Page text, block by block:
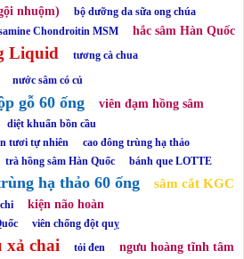
nhuộm)
bộ dưỡng da sữa ong chúa
Chondroitin MSM hắc sâm Hàn Quốc
Liquid tương cà chua
nước sâm có củ
gỗ 60 ống viên đạm hồng sâm
diệt khuẩn bồn cầu
tươi tự nhiên
cao đông trùng hạ thảo
trà hồng sâm Hàn Quốc
bánh que LOTTE
hạ thảo 60 ống sâm cắt KGC
kiện não hoàn
viên chống đột quỵ
xả chai tỏi đen ngưu hoàng tĩnh tâm